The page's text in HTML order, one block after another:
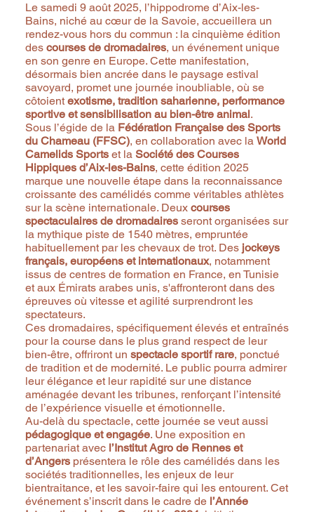
Le samedi 9 août 2025, l’hippodrome d’Aix-les-
Bains, niché au cœur de la Savoie, accueillera un
rendez-vous hors du commun : la cinquième édition
des courses de dromadaires, un événement unique
en son genre en Europe. Cette manifestation,
désormais bien ancrée dans le paysage estival
savoyard, promet une journée inoubliable, où se
côtoient exotisme, tradition saharienne, performance
sportive et sensibilisation au bien-être animal.
Sous l’égide de la Fédération Française des Sports
du Chameau (FFSC), en collaboration avec la World
Camelids Sportset la Société des Courses
Hippiques d’Aix-les-Bains, cette édition 2025
marque une nouvelle étape dans la reconnaissance
croissante des camélidés comme véritables athlètes
sur la scène internationale. Deux courses
spectaculaires de dromadairesseront organisées sur
la mythique piste de 1540 mètres, empruntée
habituellement par les chevaux de trot. Des jockeys
français, européens et internationaux, notamment
issus de centres de formation en France, en Tunisie
et aux Émirats arabes unis, s'affronteront dans des
épreuves où vitesse et agilité surprendront les
spectateurs.
Ces dromadaires, spécifiquement élevés et entraînés
pour la course dans le plus grand respect de leur
bien-être, offriront un spectacle sportif rare, ponctué
de tradition et de modernité. Le public pourra admirer
leur élégance et leur rapidité sur une distance
aménagée devant les tribunes, renforçant l’intensité
de l’expérience visuelle et émotionnelle.
Au-delà du spectacle, cette journée se veut aussi
pédagogique et engagée. Une exposition en
partenariat avec l’Institut Agro de Rennes et
d’Angersprésentera le rôle des camélidés dans les
sociétés traditionnelles, les enjeux de leur
bientraitance, et les savoir-faire qui les entourent. Cet
événement s’inscrit dans le cadre de l’Année